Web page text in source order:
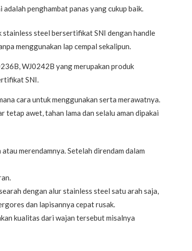
penghambat panas yang cukup baik.
stainless steel bersertifikat SNI dengan handle
menggunakan lap cempal sekalipun.
WJ0242B yang merupakan produk
SNI.
cara untuk menggunakan serta merawatnya.
tetap awet, tahan lama dan selalu aman dipakai
merendamnya. Setelah direndam dalam
dengan alur stainless steel satu arah saja,
dan lapisannya cepat rusak.
kualitas dari wajan tersebut misalnya